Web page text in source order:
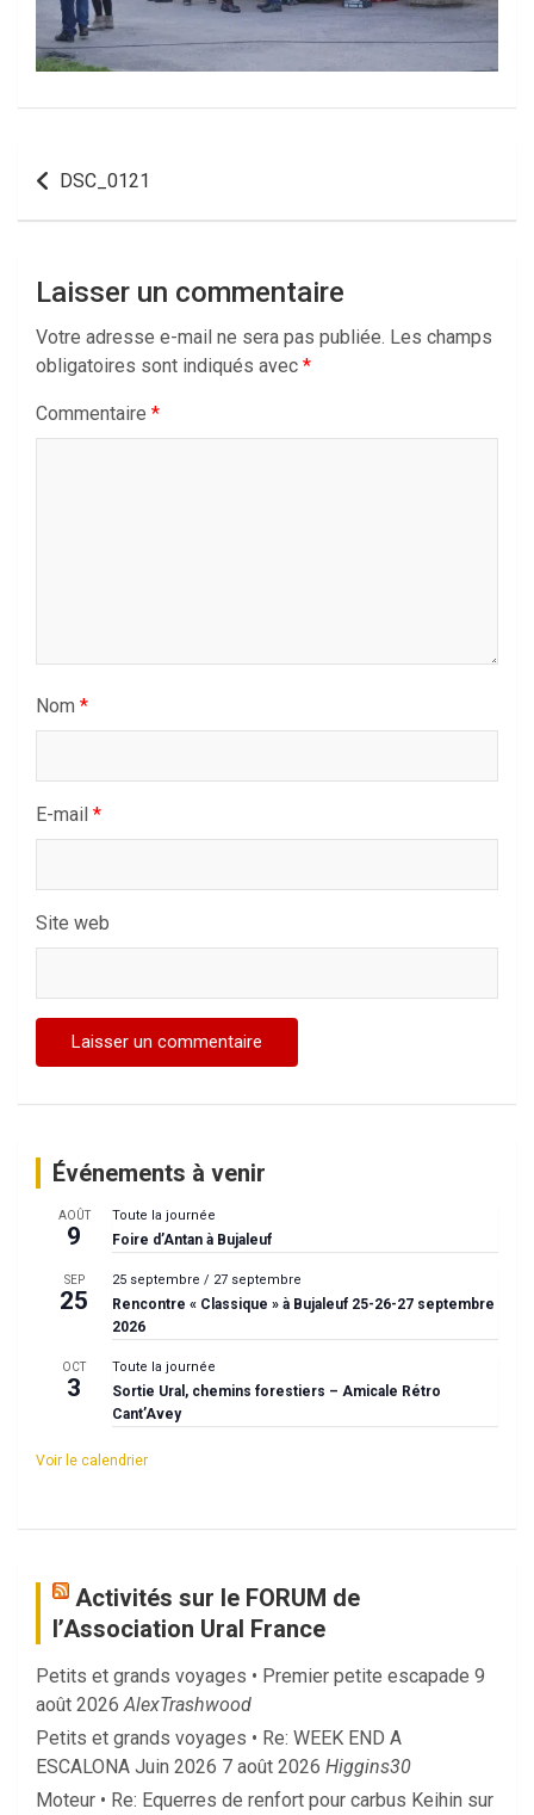
Navigation
DSC_0121
Laisser un commentaire
Votre adresse e-mail ne sera pas publiée. Les champs
obligatoires sont indiqués avec *
Commentaire *
Nom *
E-mail *
Site web
Événements à venir
AOÛT
9
Toute la journée
Foire d’Antan à Bujaleuf
SEP
25
25 septembre / 27 septembre
Rencontre « Classique » à Bujaleuf 25-26-27 septembre
2026
OCT
3
Toute la journée
Sortie Ural, chemins forestiers – Amicale Rétro
Cant’Avey
Voir le calendrier
Activités sur le FORUM de
l’Association Ural France
Petits et grands voyages • Premier petite escapade 9
août 2026 AlexTrashwood
Petits et grands voyages • Re: WEEK END A
ESCALONA Juin 2026 7 août 2026 Higgins30
Moteur • Re: Equerres de renfort pour carbus Keihin sur